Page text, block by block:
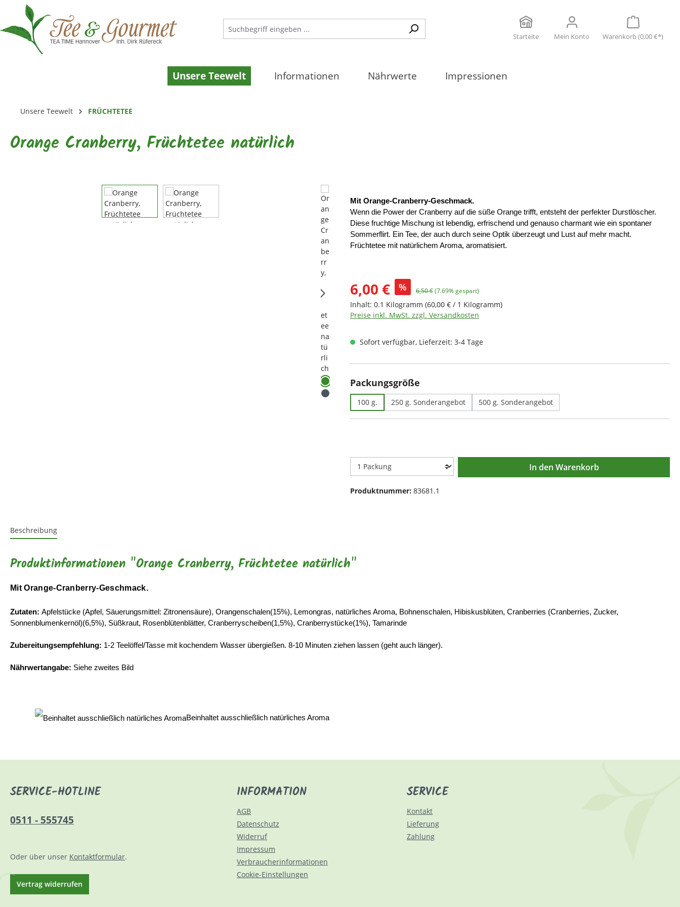
Hauptinhalt springen
Zur Suche springen
Zur Hauptnavigation springen
Starteite Mein Konto Warenkorb(0,00 €*)
Unsere Teewelt Informationen Nährwerte Impressionen
Unsere Teewelt FRÜCHTETEE
Orange Cranberry, Früchtetee natürlich
Mit Orange-Cranberry-Geschmack.
Wenn die Power der Cranberry auf die süße Orange trifft, entsteht der perfekter Durstlöscher.
Diese fruchtige Mischung ist lebendig, erfrischend und genauso charmant wie ein spontaner
Sommerflirt. Ein Tee, der auch durch seine Optik ­überzeugt und Lust auf mehr macht.
Früchtetee mit natürlichem Aroma, aromatisiert.
Verkaufspreis:
6,00 € % Regulärer Preis:
6,50 €(7.69% gespart)
Inhalt: 0.1 Kilogramm (60,00 € / 1 Kilogramm)
Preise inkl. MwSt. zzgl. Versandkosten
Sofort verfügbar, Lieferzeit: 3-4 Tage
Packungsgröße
100 g. 250 g. Sonderangebot 500 g. Sonderangebot
In den Warenkorb
Produktnummer: 83681.1
Beschreibung
Produktinformationen "Orange Cranberry, Früchtetee natürlich"
Mit Orange-Cranberry-Geschmack.
Zutaten: Apfelstücke (Apfel, Säuerungsmittel: Zitronensäure), Orangenschalen(15%), Lemongras, natürliches Aroma, Bohnenschalen, Hibiskusblüten, Cranberries (Cranberries, Zucker,
Sonnenblumenkernöl)(6,5%), Süßkraut, Rosenblütenblätter, Cranberryscheiben(1,5%), Cranberrystücke(1%), Tamarinde
Zubereitungsempfehlung: 1-2 Teelöffel/Tasse mit kochendem Wasser übergießen. 8-10 Minuten ziehen lassen (geht auch länger).
Nährwertangabe: Siehe zweites Bild
Beinhaltet ausschließlich natürliches Aroma
SERVICE-HOTLINE
0511 - 555745
Oder über unser Kontaktformular.
Vertrag widerrufen
INFORMATION
AGB
Datenschutz
Widerruf
Impressum
Verbraucherinformationen
Cookie-Einstellungen
SERVICE
Kontakt
Lieferung
Zahlung